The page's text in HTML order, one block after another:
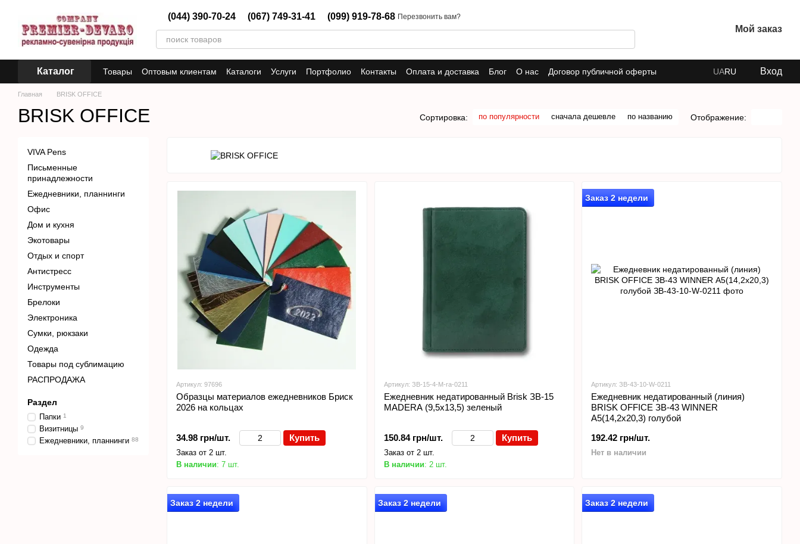
(044) 390-70-24 (067) 749-31-41 (099) 919-78-68 Перезвонить вам?
Мой заказ
Каталог Товары Оптовым клиентам Каталоги Услуги Портфолио Контакты Оплата и доставка Блог О нас Договор публичной оферты UARU Вход
Главная BRISK OFFICE
BRISK OFFICE Сортировка: по популярности сначала дешевле по названию Отображение:
Артикул: 97696
Образцы материалов ежедневников Бриск
2026 на кольцах
34.98 грн/шт. Купить
Заказ от 2 шт.
В наличии: 7 шт.
Артикул: ЗВ-15-4-M-ra-0211
Ежедневник недатированный Brisk ЗВ-15
MADERA (9,5х13,5) зеленый
150.84 грн/шт. Купить
Заказ от 2 шт.
В наличии: 2 шт.
Заказ 2 недели
Артикул: ЗВ-43-10-W-0211
Ежедневник недатированный (линия)
BRISK OFFICE ЗВ-43 WINNER
А5(14,2х20,3) голубой
192.42 грн/шт.
Нет в наличии
Заказ 2 недели Заказ 2 недели Заказ 2 недели
VIVA Pens
Письменные
принадлежности
Ежедневники, планнинги
Офис
Дом и кухня
Экотовары
Отдых и спорт
Антистресс
Инструменты
Брелоки
Электроника
Сумки, рюкзаки
Одежда
Товары под сублимацию
РАСПРОДАЖА
Раздел
Папки 1
Визитницы 9
Ежедневники, планнинги 88